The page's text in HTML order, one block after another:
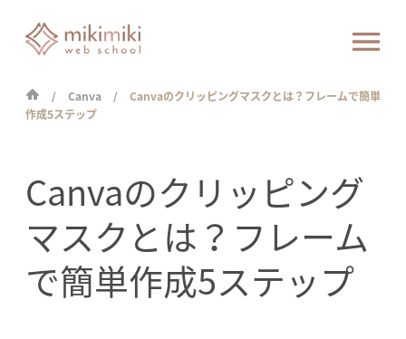
Canva
Canvaのクリッピングマスクとは？フレームで簡単
作成5ステップ
Canvaのクリッピング
マスクとは？フレーム
で簡単作成5ステップ